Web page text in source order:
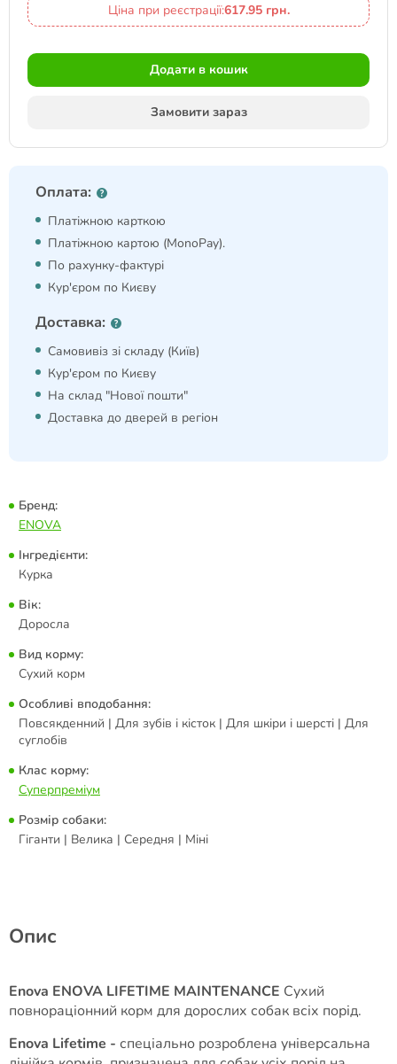
Ціна при реєстрації:617.95 грн.
Додати в кошик
Замовити зараз
Оплата:
Платіжною карткою
Платіжною картою (MonoPay).
По рахунку-фактурі
Кур'єром по Києву
Доставка:
Самовивіз зі складу (Київ)
Кур'єром по Києву
На склад "Нової пошти"
Доставка до дверей в регіон
Бренд:
ENOVA
Інгредієнти:
Курка
Вік:
Доросла
Вид корму:
Сухий корм
Особливі вподобання:
Повсякденний | Для зубів і кісток | Для шкіри і шерсті | Для
суглобів
Клас корму:
Суперпреміум
Розмір собаки:
Гіганти | Велика | Середня | Міні
Опис
Enova ENOVA LIFETIME MAINTENANCE Сухий
повнораціонний корм для дорослих собак всіх порід.
Enova Lifetime - спеціально розроблена універсальна